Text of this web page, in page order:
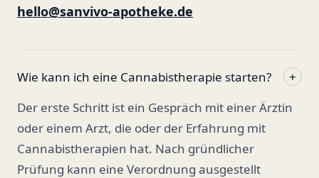
hello@sanvivo-apotheke.de
Wie kann ich eine Cannabistherapie starten?
+
Der erste Schritt ist ein Gespräch mit einer Ärztin
oder einem Arzt, die oder der Erfahrung mit
Cannabistherapien hat. Nach gründlicher
Prüfung kann eine Verordnung ausgestellt